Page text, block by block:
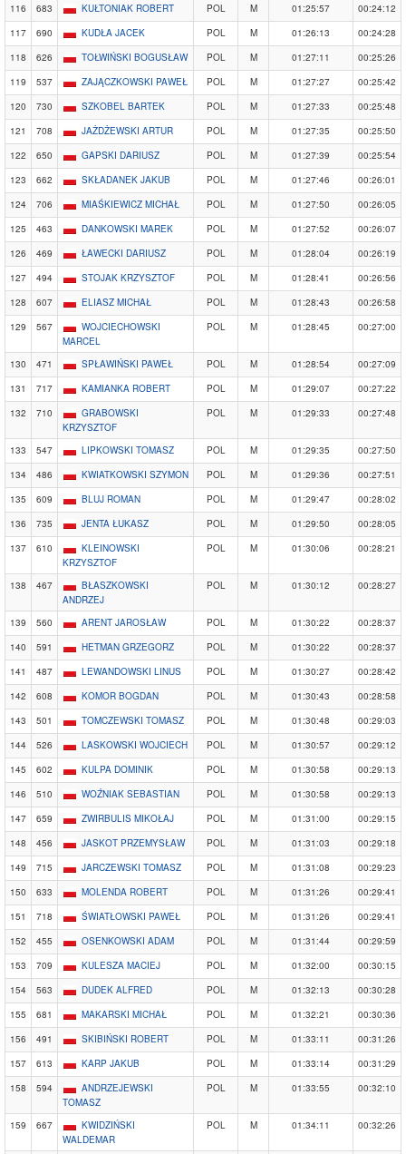
116
683 KUŁTONIAK ROBERT POL M 01:25:57
00:24:12
117
690 KUDŁA JACEK POL M 01:26:13
00:24:28
118
626 TOŁWIŃSKI BOGUSŁAW POL M 01:27:11
00:25:26
119
537 ZAJĄCZKOWSKI PAWEŁ POL M 01:27:27
00:25:42
120
730 SZKOBEL BARTEK POL M 01:27:33
00:25:48
121
708 JAŻDŻEWSKI ARTUR POL M 01:27:35
00:25:50
122
650 GAPSKI DARIUSZ POL M 01:27:39
00:25:54
123
662 SKŁADANEK JAKUB POL M 01:27:46
00:26:01
124
706 MIAŚKIEWICZ MICHAŁ POL M 01:27:50
00:26:05
125
463 DANKOWSKI MAREK POL M 01:27:52
00:26:07
126
469 ŁAWECKI DARIUSZ POL M 01:28:04
00:26:19
127
494 STOJAK KRZYSZTOF POL M 01:28:41
00:26:56
128
607 ELIASZ MICHAŁ POL M 01:28:43
00:26:58
129
567
WOJCIECHOWSKI
MARCEL
POL M 01:28:45 00:27:00
130 471 SPŁAWIŃSKI PAWEŁ POL M 01:28:54
00:27:09
131
717 KAMIANKA ROBERT POL M 01:29:07
00:27:22
132
710
GRABOWSKI
KRZYSZTOF
POL M 01:29:33 00:27:48
133 547 LIPKOWSKI TOMASZ POL M 01:29:35
00:27:50
134
486 KWIATKOWSKI SZYMON POL M 01:29:36
00:27:51
135
609 BLUJ ROMAN POL M 01:29:47
00:28:02
136
735 JENTA ŁUKASZ POL M 01:29:50
00:28:05
137
610
KLEINOWSKI
KRZYSZTOF
POL M 01:30:06 00:28:21
138 467
BŁASZKOWSKI
ANDRZEJ
POL M 01:30:12 00:28:27
139 560 ARENT JAROSŁAW POL M 01:30:22
00:28:37
140
591 HETMAN GRZEGORZ POL M 01:30:22
00:28:37
141
487 LEWANDOWSKI LINUS POL M 01:30:27
00:28:42
142
608 KOMOR BOGDAN POL M 01:30:43
00:28:58
143
501 TOMCZEWSKI TOMASZ POL M 01:30:48
00:29:03
144
526 LASKOWSKI WOJCIECH POL M 01:30:57
00:29:12
145
602 KULPA DOMINIK POL M 01:30:58
00:29:13
146
510 WOŹNIAK SEBASTIAN POL M 01:30:58
00:29:13
147
659 ZWIRBULIS MIKOŁAJ POL M 01:31:00
00:29:15
148
456 JASKOT PRZEMYSŁAW POL M 01:31:03
00:29:18
149
715 JARCZEWSKI TOMASZ POL M 01:31:08
00:29:23
150
633 MOLENDA ROBERT POL M 01:31:26
00:29:41
151
718 ŚWIATŁOWSKI PAWEŁ POL M 01:31:26
00:29:41
152
455 OSENKOWSKI ADAM POL M 01:31:44
00:29:59
153
709 KULESZA MACIEJ POL M 01:32:00
00:30:15
154
563 DUDEK ALFRED POL M 01:32:13
00:30:28
155
681 MAKARSKI MICHAŁ POL M 01:32:21
00:30:36
156
491 SKIBIŃSKI ROBERT POL M 01:33:11
00:31:26
157
613 KARP JAKUB POL M 01:33:14
00:31:29
158
594
ANDRZEJEWSKI
TOMASZ
POL M 01:33:55 00:32:10
159 667
KWIDZIŃSKI
WALDEMAR
POL M 01:34:11 00:32:26